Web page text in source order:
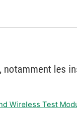
les
Wireless Test